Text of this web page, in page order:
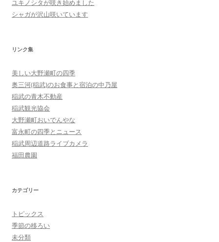
ユキノシタが咲き始めました
シャガが沢山咲いています
リンク集
美しい大野瀬町の四季
奥三河(稲武)のお食事と宿泊の中乃屋
稲武の青木不動産
稲武観光協会
大野瀬町おいでんやな
富永町の四季とニュース
稲武周辺道路ライブカメラ
福田農園
カテゴリー
トピックス
季節の移ろい
未分類